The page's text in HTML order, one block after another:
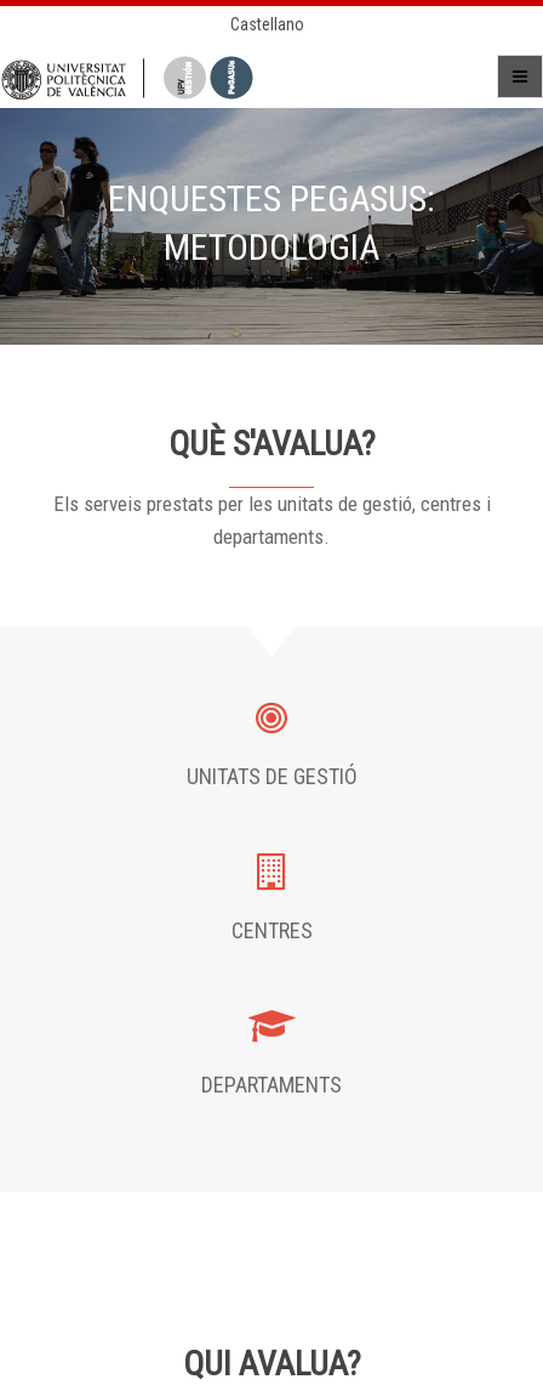
Castellano
ENQUESTES PEGASUS:
METODOLOGIA
QUÈ S'AVALUA?
Els serveis prestats per les unitats de gestió, centres i
departaments.
UNITATS DE GESTIÓ
CENTRES
DEPARTAMENTS
QUI AVALUA?